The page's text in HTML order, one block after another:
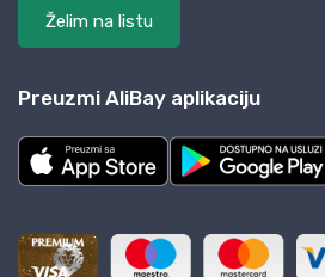
Želim na listu
Preuzmi AliBay aplikaciju